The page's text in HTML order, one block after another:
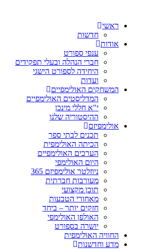
ראשי
חדשות
אודות
ענפי ספורט
חברי הנהלה ובעלי תפקידים
היחידה לספורט הישגי
ועדות
המשחקים האולימפיים
המדליסטים האולימפיים
י"א חללי מינכן
ההיסטוריה שלנו
אולימפיזם
תכנים לבתי ספר
הכיתה האולימפית
הערכים האולימפיים
היום האולימפי
ניוזלטר אולימפיזם 365
מעורבות חברתית
תוכן מקצועי
מאחורי הטבעות
חזקים יותר – ביחד
האולפן האולימפי
יושרה בספורט
החוויה האולימפית
מדע וחדשנות